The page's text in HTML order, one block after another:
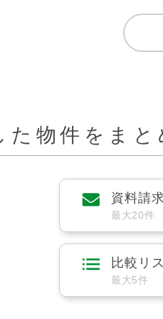
た物件をまと
資料請
最大20件
比較リ
最大5件